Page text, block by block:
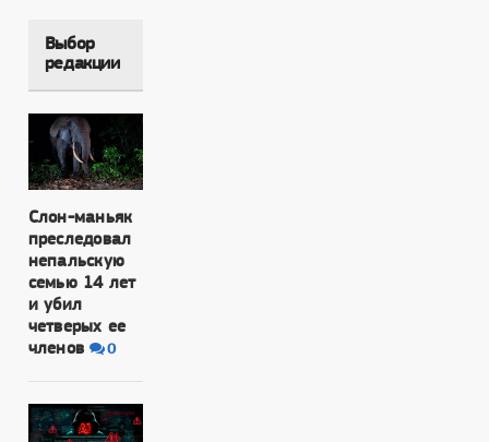
Выбор
редакции
Слон-маньяк
преследовал
непальскую
семью 14 лет
и убил
четверых ее
членов
0